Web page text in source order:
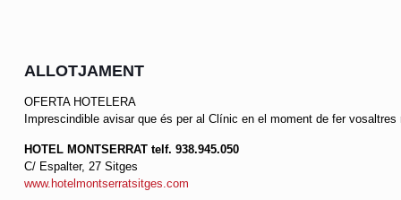
ALLOTJAMENT
OFERTA HOTELERA
Imprescindible avisar que és per al Clínic en el moment de fer
HOTEL MONTSERRAT telf. 938.945.050
C/ Espalter, 27 Sitges
www.hotelmontserratsitges.com